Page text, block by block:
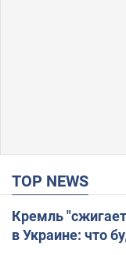
TOP NEWS
Кремль
в Украине: что